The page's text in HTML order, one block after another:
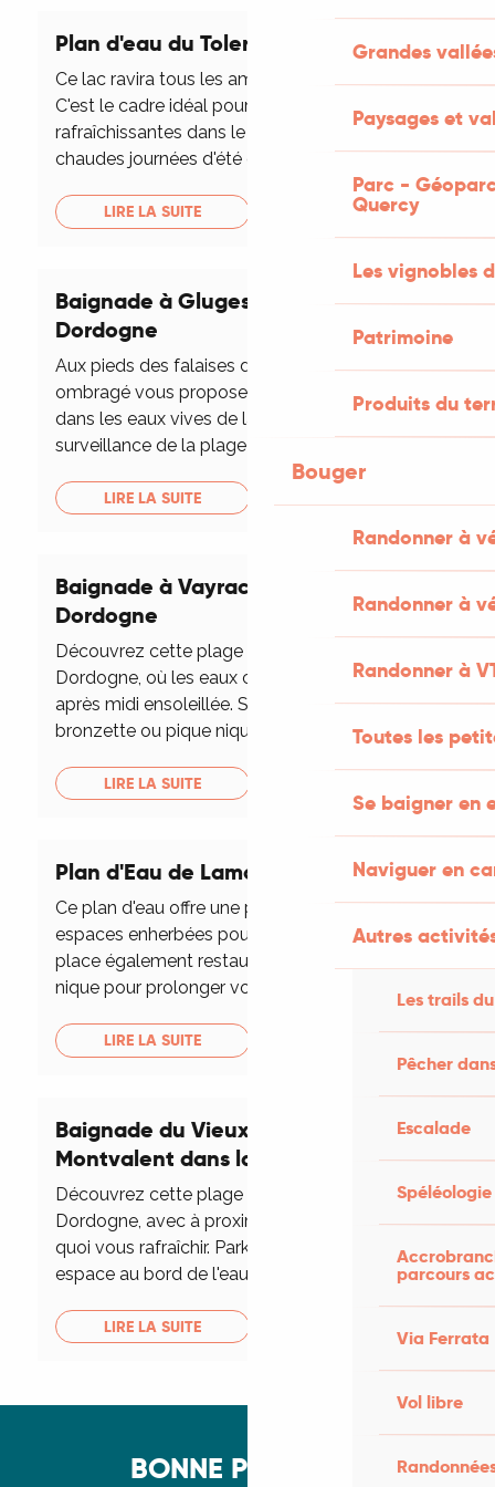
Grandes
Paysages et
Parc -
Quercy
Les vignobles
Patrimoine
Produits du
Bouger
Randonner à
Randonner à
Randonner à
Toutes les
Se baigner en
Naviguer en
Autres
Les trails
Pêcher
Escalade
Spéléologie
parcours
Via Ferrata
Vol libre
Plan d'eau du Tolerme
Ce lac ravira tous les amoureux de la nature.
C'est le cadre idéal pour passer des vacances
rafraîchissantes dans le Ségala lors des
chaudes journées d'été et c'est également ...
LIRE LA SUITE
Baignade à Gluges dans la rivière
Dordogne
Aux pieds des falaises de la Dordogne, ce site
ombragé vous propose une baignade fraîche
dans les eaux vives de la rivière. Une
surveillance de la plage est faite tous les...
LIRE LA SUITE
Baignade à Vayrac dans la rivière
Dordogne
Découvrez cette plage nature au bord de la
Dordogne, où les eaux calmes apaiseront votre
après midi ensoleillée. Sur cette plage, au choix
bronzette ou pique nique à l'ombre...
LIRE LA SUITE
Plan d'Eau de Lamothe-Fénelon
Ce plan d'eau offre une plage de sable et des
espaces enherbées pour votre détente. Sur
place également restaurant et tables de pique
nique pour prolonger votre journée....
LIRE LA SUITE
Baignade du Vieux Chêne à
Montvalent dans la rivière Dordogne
Découvrez cette plage nature au bord de la
Dordogne, avec à proximité un restaurant et de
quoi vous rafraîchir. Parking ombragé. Cet
espace au bord de l'eau est accessible à...
LIRE LA SUITE
BONNE PRATIQUE